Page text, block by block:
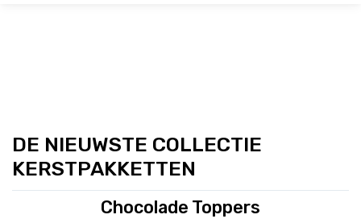
DE NIEUWSTE COLLECTIE
KERSTPAKKETTEN
Chocolade Toppers